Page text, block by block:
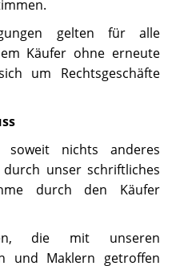
gelten für alle
Käufer ohne erneute
um Rechtsgeschäfte
nichts anderes
unser schriftliches
durch den Käufer
die mit unseren
und Maklern getroffen